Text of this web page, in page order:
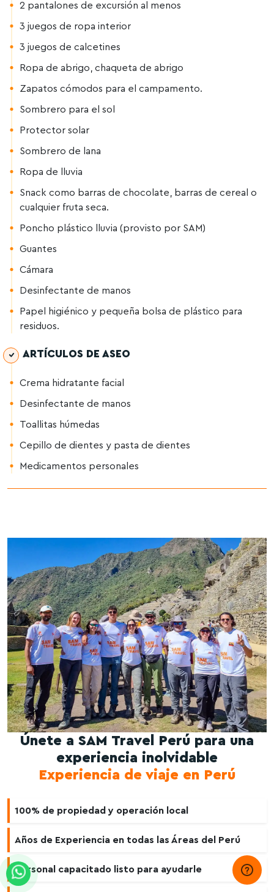
2 pantalones de excursión al menos
3 juegos de ropa interior
3 juegos de calcetines
Ropa de abrigo, chaqueta de abrigo
Zapatos cómodos para el campamento.
Sombrero para el sol
Protector solar
Sombrero de lana
Ropa de lluvia
Snack como barras de chocolate, barras de cereal o
cualquier fruta seca.
Poncho plástico lluvia (provisto por SAM)
Guantes
Cámara
Desinfectante de manos
Papel higiénico y pequeña bolsa de plástico para
residuos.
ARTÍCULOS DE ASEO
Crema hidratante facial
Desinfectante de manos
Toallitas húmedas
Cepillo de dientes y pasta de dientes
Medicamentos personales
Únete a SAM Travel Perú para una
experiencia inolvidable
Experiencia de viaje en Perú
100% de propiedad y operación local
Años de Experiencia en todas las Áreas del Perú
Personal capacitado listo para ayudarle